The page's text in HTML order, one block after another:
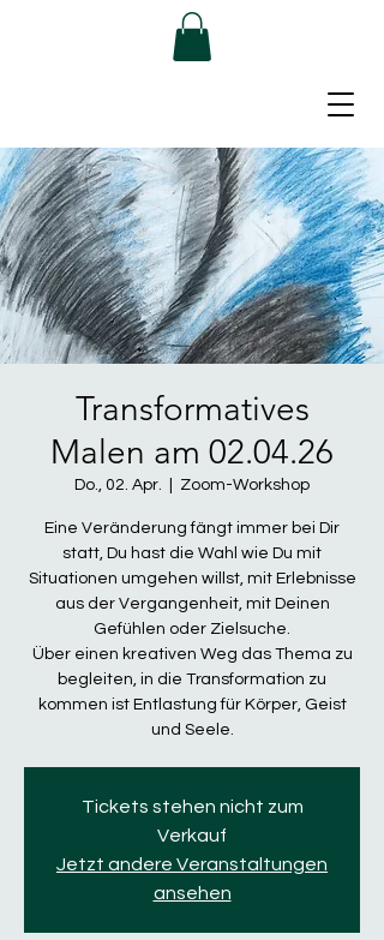
Transformatives
Malen am 02.04.26
Do., 02. Apr. Zoom-Workshop
Eine Veränderung fängt immer bei Dir
statt, Du hast die Wahl wie Du mit
Situationen umgehen willst, mit Erlebnisse
aus der Vergangenheit, mit Deinen
Gefühlen oder Zielsuche.
Über einen kreativen Weg das Thema zu
begleiten, in die Transformation zu
kommen ist Entlastung für Körper, Geist
und Seele.
Tickets stehen nicht zum
Verkauf
Jetzt andere Veranstaltungen
ansehen